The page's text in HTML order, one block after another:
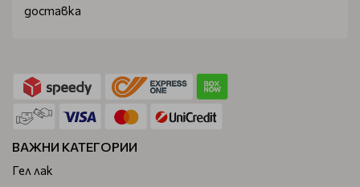
доставка
ВАЖНИ КАТЕГОРИИ
Гел лак